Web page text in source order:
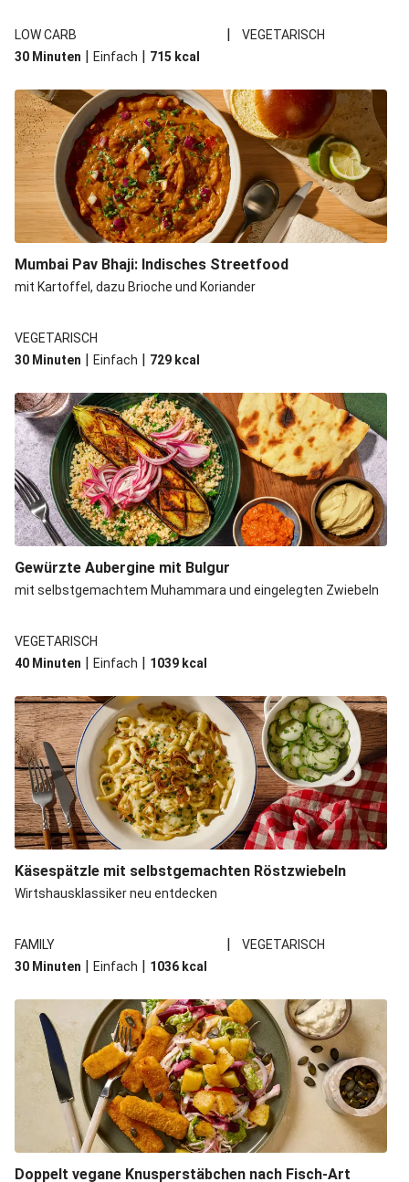
LOW CARB |
VEGETARISCH
30 Minuten | Einfach | 715 kcal
Mumbai Pav Bhaji: Indisches Streetfood
mit Kartoffel, dazu Brioche und Koriander
VEGETARISCH
30 Minuten | Einfach | 729 kcal
Gewürzte Aubergine mit Bulgur
mit selbstgemachtem Muhammara und eingelegten Zwiebeln
VEGETARISCH
40 Minuten | Einfach | 1039 kcal
Käsespätzle mit selbstgemachten Röstzwiebeln
Wirtshausklassiker neu entdecken
FAMILY |
VEGETARISCH
30 Minuten | Einfach | 1036 kcal
Doppelt vegane Knusperstäbchen nach Fisch-Art